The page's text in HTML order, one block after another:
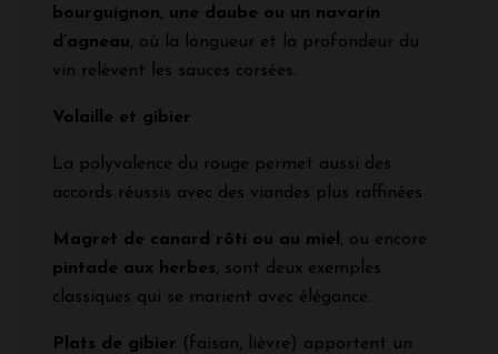
bourguignon, une daube ou un navarin
d’agneau, où la longueur et la profondeur du
vin relèvent les sauces corsées.
Volaille et gibier
La polyvalence du rouge permet aussi des
accords réussis avec des viandes plus raffinées :
Magret de canard rôti ou au miel , ou encore
pintade aux herbes, sont deux exemples
classiques qui se marient avec élégance.
Plats de gibier (faisan, lièvre) apportent un